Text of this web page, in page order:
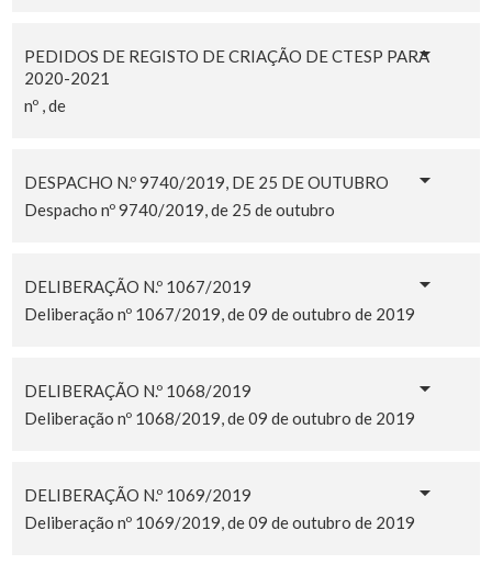
PEDIDOS DE REGISTO DE CRIAÇÃO DE CTESP PARA
2020-2021
nº , de
DESPACHO N.º 9740/2019, DE 25 DE OUTUBRO
Despacho nº 9740/2019, de 25 de outubro
DELIBERAÇÃO N.º 1067/2019
Deliberação nº 1067/2019, de 09 de outubro de 2019
DELIBERAÇÃO N.º 1068/2019
Deliberação nº 1068/2019, de 09 de outubro de 2019
DELIBERAÇÃO N.º 1069/2019
Deliberação nº 1069/2019, de 09 de outubro de 2019